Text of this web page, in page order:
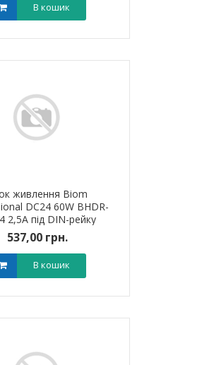
0,00 грн.
В кошик
В кошик
живлення Biom
DC24 60W BHDR-
2,5A під DIN-рейку
537,00 грн.
В кошик